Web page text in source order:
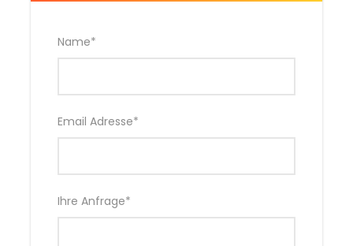
Name*
Email Adresse*
Ihre Anfrage*